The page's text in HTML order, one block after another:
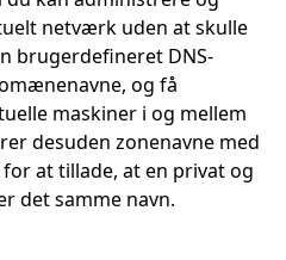
netværk uden at skulle
brugerdefineret DNS-
og få
maskiner i og mellem
desuden zonenavne med
at tillade, at en privat og
det samme navn.